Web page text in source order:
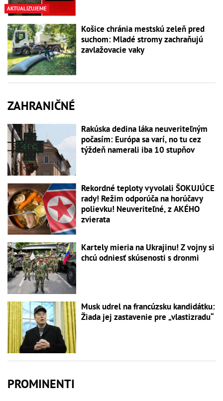
AKTUALIZUJEME
Košice chránia mestskú zeleň pred
suchom: Mladé stromy zachraňujú
zavlažovacie vaky
ZAHRANIČNÉ
Rakúska dedina láka neuveriteľným
počasím: Európa sa varí, no tu cez
týždeň namerali iba 10 stupňov
Rekordné teploty vyvolali ŠOKUJÚCE
rady! Režim odporúča na horúčavy
polievku! Neuveriteľné, z AKÉHO
zvierata
Kartely mieria na Ukrajinu! Z vojny si
chcú odniesť skúsenosti s dronmi
Musk udrel na francúzsku kandidátku:
Žiada jej zastavenie pre „vlastizradu“
PROMINENTI